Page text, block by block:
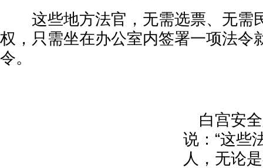
这些地方法官，无需选票、无需
权，只需坐在办公室内签署一项法令
令。
白宫安全
说：“这些
人，无论